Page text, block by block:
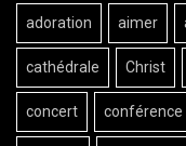
adoration aimer
cathédrale Christ
concert conférence